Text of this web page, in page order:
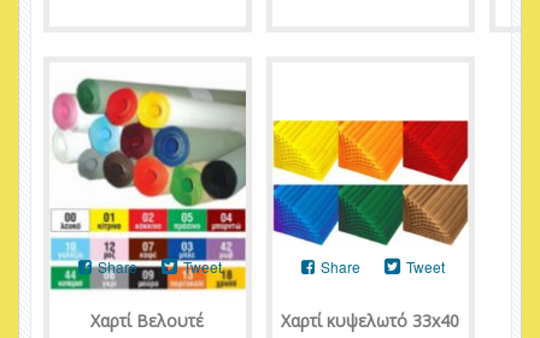
Χαρτί Βελουτέ
Share Tweet
Χαρτί κυψελωτό 33x40
Share Tweet